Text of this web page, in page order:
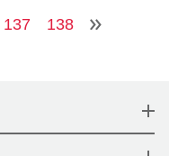
137 138